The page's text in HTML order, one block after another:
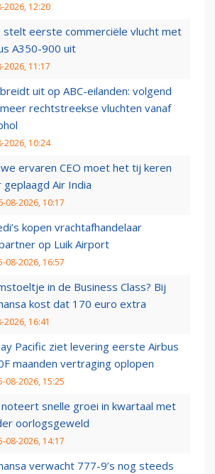
2026, 12:20
stelt eerste commerciële vlucht met
A350-900 uit
2026, 11:17
uit op ABC-eilanden: volgend
rechtstreekse vluchten vanaf
2026, 10:24
ervaren CEO moet het tij keren
geplaagd Air India
08-2026, 10:17
kopen vrachtafhandelaar
op Luik Airport
08-2026, 16:57
in de Business Class? Bij
kost dat 170 euro extra
2026, 16:41
Pacific ziet levering eerste Airbus
maanden vertraging oplopen
08-2026, 15:25
noteert snelle groei in kwartaal met
oorlogsgeweld
08-2026, 14:17
verwacht 777-9’s nog steeds